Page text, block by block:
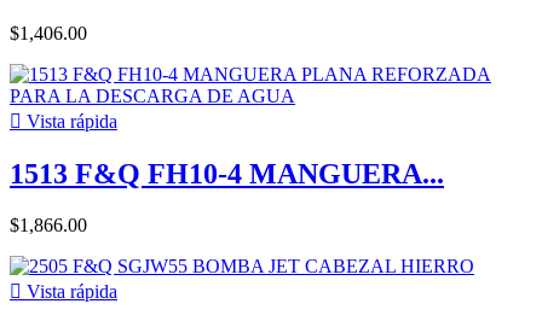
$1,406.00
 Vista rápida
1513 F&Q FH10-4 MANGUERA...
$1,866.00
 Vista rápida